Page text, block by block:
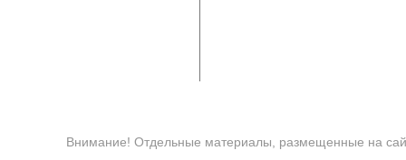
Внимание! Отдельные материалы, размещенные на